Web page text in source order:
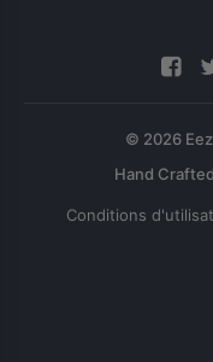
© 2026
Conditions